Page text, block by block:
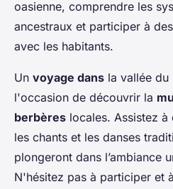
oasienne, comprendre les
ancestraux et participer à
avec les habitants.
Un voyage dans la vallée du
l'occasion de découvrir la
berbères locales. Assistez
les chants et les danses
plongeront dans l’ambiance
N'hésitez pas à participer et